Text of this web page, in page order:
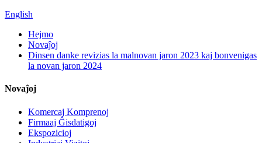
English
Hejmo
Novaĵoj
Dinsen danke revizias la malnovan jaron 2023 kaj bonvenigas
la novan jaron 2024
Novaĵoj
Komercaj Komprenoj
Firmaaj Ĝisdatigoj
Ekspozicioj